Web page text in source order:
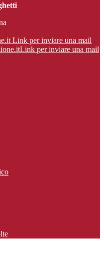
Link per inviare una mail
Link per inviare una mail